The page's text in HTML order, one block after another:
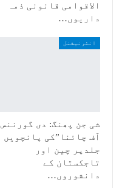
الاقوامی قانونی ذمہ
داریوں…
انٹرنیشنل
شی جن پھنگ: دی گورننس
آف چائنا”کی پانچویں
جلدپر چین اور
تاجکستان کے
دانشوروں…